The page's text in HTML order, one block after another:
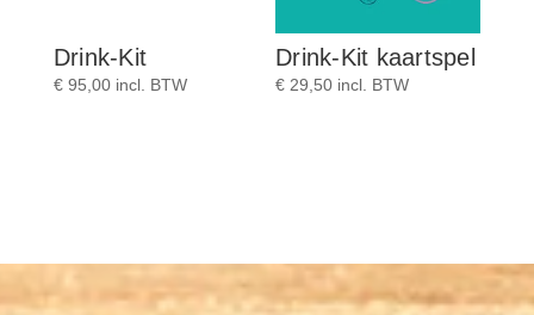
Drink-Kit
€95,00 incl. BTW
Drink-Kit kaartspel
€ 29,50 incl. BTW